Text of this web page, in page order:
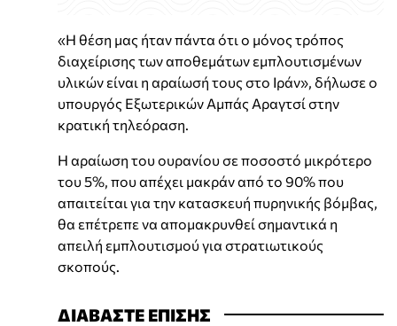
«Η θέση μας ήταν πάντα ότι ο μόνος τρόπος
διαχείρισης των αποθεμάτων εμπλουτισμένων
υλικών είναι η αραίωσή τους στο Ιράν», δήλωσε ο
υπουργός Εξωτερικών Αμπάς Αραγτσί στην
κρατική τηλεόραση.
Η αραίωση του ουρανίου σε ποσοστό μικρότερο
του 5%, που απέχει μακράν από το 90% που
απαιτείται για την κατασκευή πυρηνικής βόμβας,
θα επέτρεπε να απομακρυνθεί σημαντικά η
απειλή εμπλουτισμού για στρατιωτικούς
σκοπούς.
ΔΙΑΒΑΣΤΕ ΕΠΙΣΗΣ